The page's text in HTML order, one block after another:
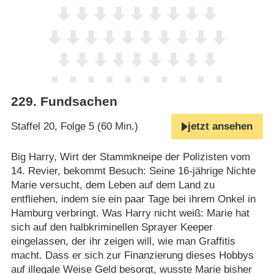
229. Fundsachen
Staffel 20, Folge 5 (60 Min.) jetzt ansehen
Big Harry, Wirt der Stammkneipe der Polizisten vom
14. Revier, bekommt Besuch: Seine 16-jährige Nichte
Marie versucht, dem Leben auf dem Land zu
entfliehen, indem sie ein paar Tage bei ihrem Onkel in
Hamburg verbringt. Was Harry nicht weiß: Marie hat
sich auf den halbkriminellen Sprayer Keeper
eingelassen, der ihr zeigen will, wie man Graffitis
macht. Dass er sich zur Finanzierung dieses Hobbys
auf illegale Weise Geld besorgt, wusste Marie bisher